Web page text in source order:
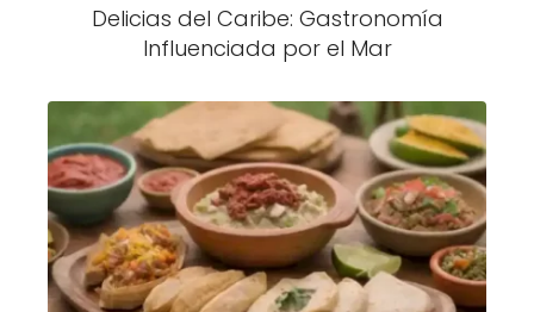
Delicias del Caribe: Gastronomía
Influenciada por el Mar